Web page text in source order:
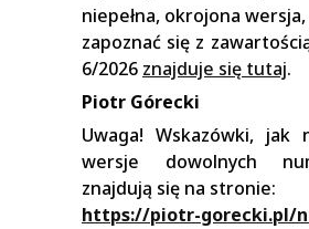
niepełna, okrojona
zapoznać się z
6/2026 znajduje się tutaj.
Piotr Górecki
Uwaga! Wskazówki, jak
wersje dowolnych
znajdują się na stronie:
https://piotr-gorecki.pl/